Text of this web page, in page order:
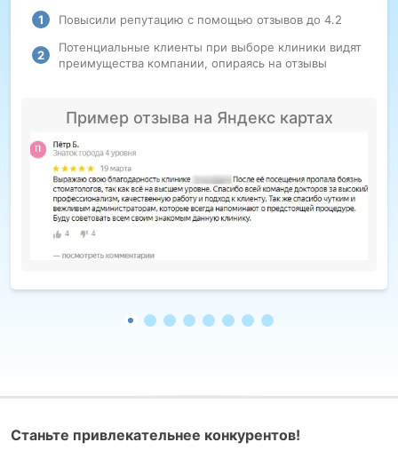
Повысили репутацию с помощью отзывов до 4.2
Потенциальные клиенты при выборе клиники видят
преимущества компании, опираясь на отзывы
Пример отзыва на Яндекс картах
Станьте привлекательнее конкурентов!